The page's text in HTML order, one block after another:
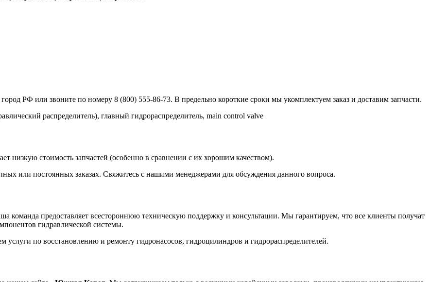
РФ или звоните по номеру 8 (800) 555-86-73. В предельно короткие сроки мы укомплектуем заказ и доставим запчасти.
распределитель), главный гидрораспределитель, main control valve
низкую стоимость запчастей (особенно в сравнении с их хорошим качеством).
или постоянных заказах. Свяжитесь с нашими менеджерами для обсуждения данного вопроса.
команда предоставляет всестороннюю техническую поддержку и консультации. Мы гарантируем, что все клиенты получат
гидравлической системы.
по восстановлению и ремонту гидронасосов, гидроцилиндров и гидрораспределителей.